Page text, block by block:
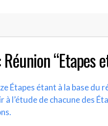
Réunion “Etapes
Étapes étant à la base du
à l’étude de chacune des
et traditions)